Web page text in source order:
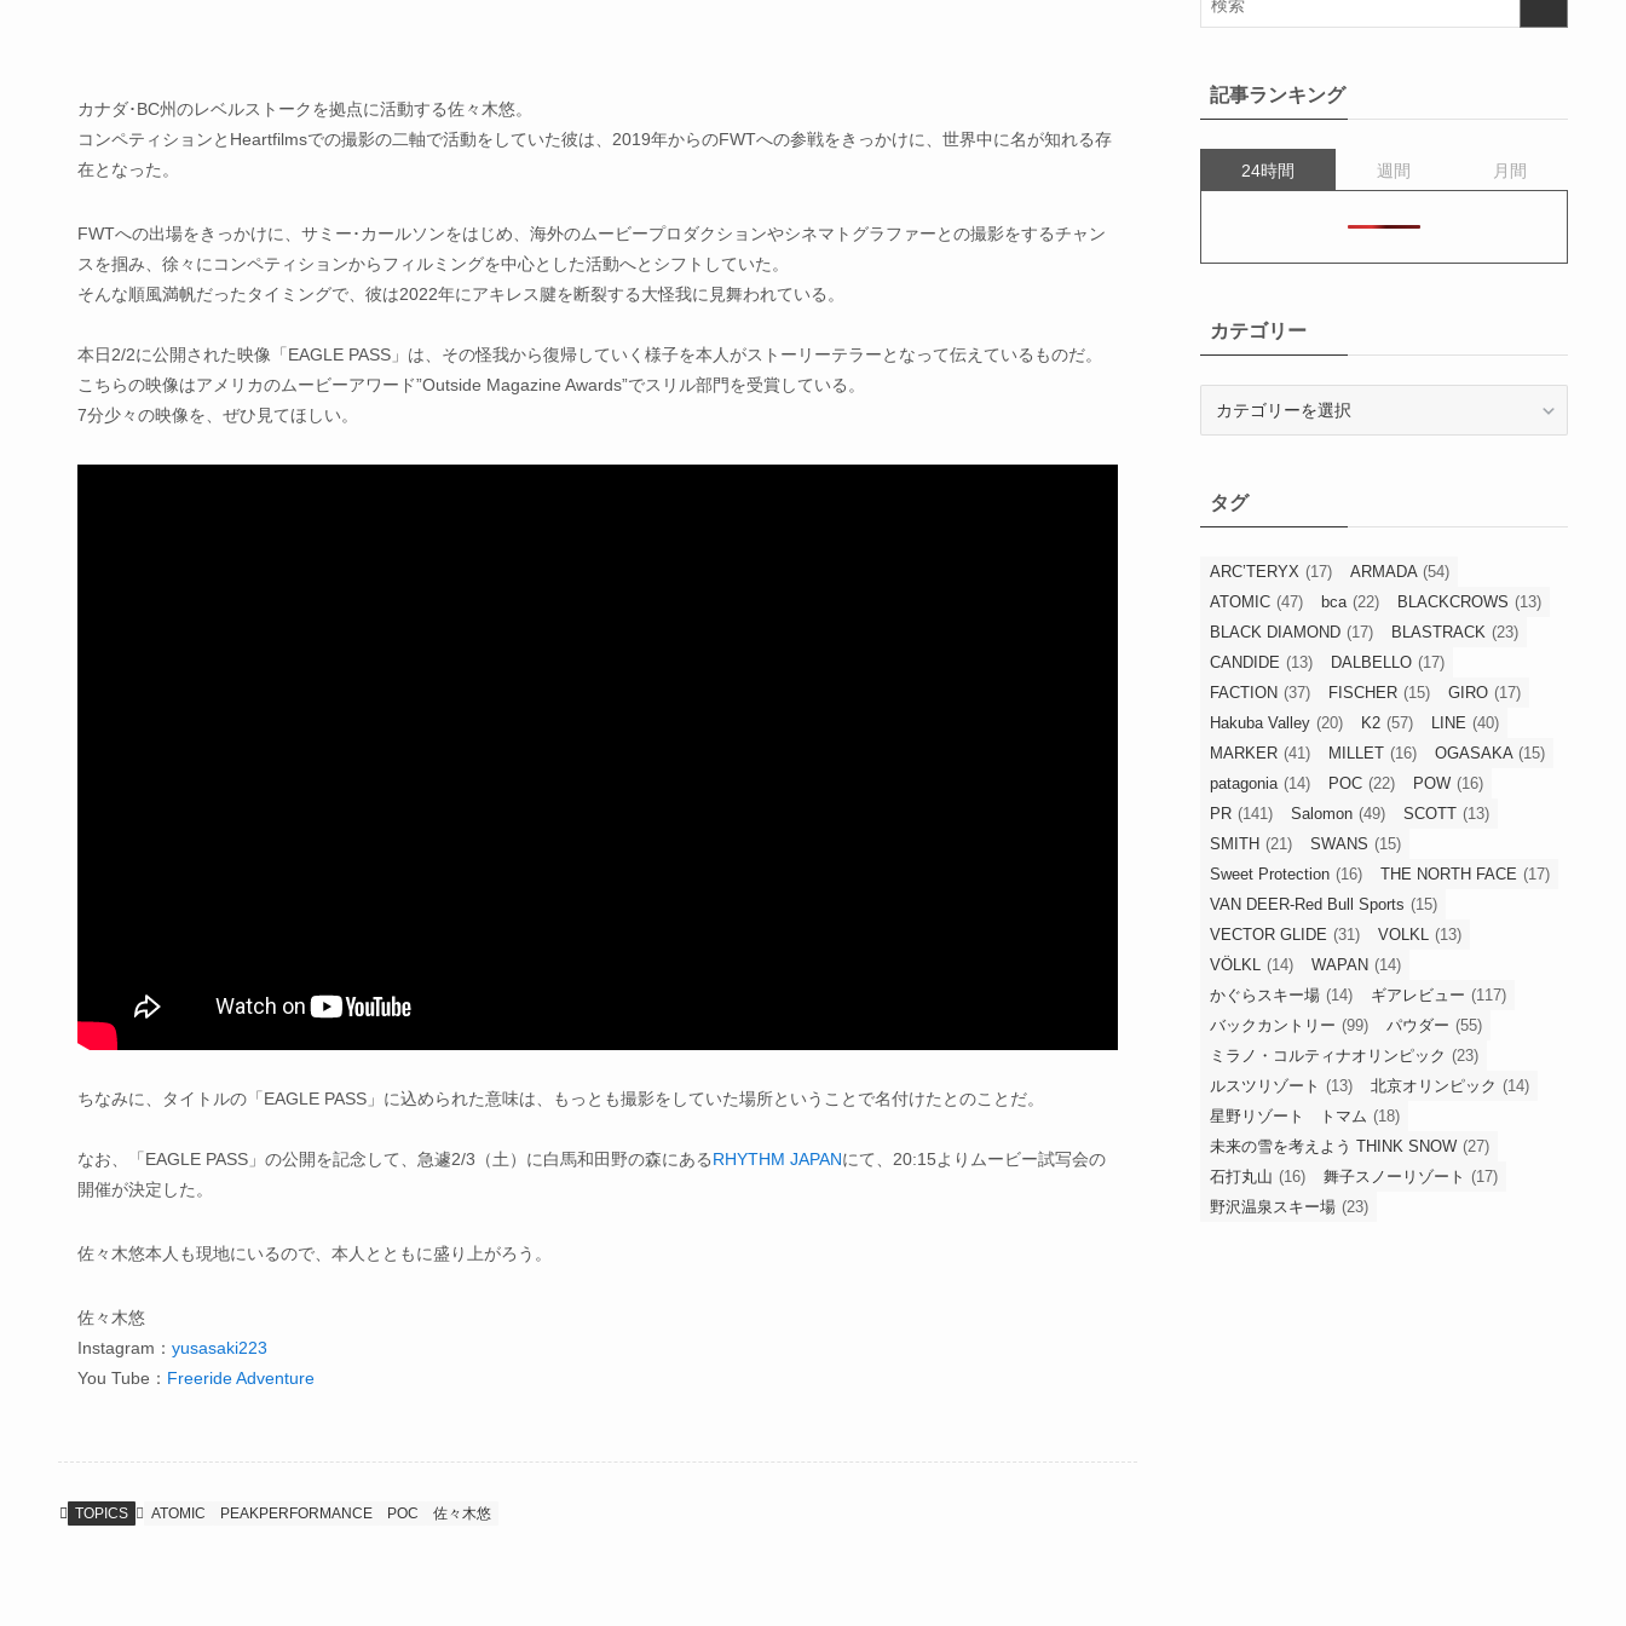
カナダ･BC州のレベルストークを拠点に活動する佐々木悠。
コンペティションとHeartfilmsでの撮影の二軸で活動をしていた彼は、2019年からのFWTへの参戦をきっかけに、世界中に名が知れる存
在となった。
FWTへの出場をきっかけに、サミー･カールソンをはじめ、海外のムービープロダクションやシネマトグラファーとの撮影をするチャン
スを掴み、徐々にコンペティションからフィルミングを中心とした活動へとシフトしていた。
そんな順風満帆だったタイミングで、彼は2022年にアキレス腱を断裂する大怪我に見舞われている。
本日2/2に公開された映像「EAGLE PASS」は、その怪我から復帰していく様子を本人がストーリーテラーとなって伝えているものだ。
こちらの映像はアメリカのムービーアワード”Outside Magazine Awards”でスリル部門を受賞している。
7分少々の映像を、ぜひ見てほしい。
ちなみに、タイトルの「EAGLE PASS」に込められた意味は、もっとも撮影をしていた場所ということで名付けたとのことだ。
なお、「EAGLE PASS」の公開を記念して、急遽2/3（土）に白馬和田野の森にあるRHYTHM JAPANにて、20:15よりムービー試写会の
開催が決定した。
佐々木悠本人も現地にいるので、本人とともに盛り上がろう。
佐々木悠
Instagram： yusasaki223
You Tube： Freeride Adventure
TOPICS ATOMIC PEAKPERFORMANCE POC 佐々木悠
記事ランキング
24時間 週間 月間
カテゴリー
ータグ
ARC’TERYX (17) ARMADA (54)
ATOMIC (47) bca (22) BLACKCROWS (13)
BLACK DIAMOND (17) BLASTRACK (23)
CANDIDE (13) DALBELLO (17)
FACTION (37) FISCHER (15) GIRO (17)
Hakuba Valley (20) K2 (57) LINE (40)
MARKER (41) MILLET (16) OGASAKA (15)
patagonia (14) POC (22) POW (16)
PR (141) Salomon (49) SCOTT (13)
SMITH (21) SWANS (15)
Sweet Protection (16) THE NORTH FACE (17)
VAN DEER-Red Bull Sports (15)
VECTOR GLIDE (31) VOLKL (13)
VÖLKL (14) WAPAN (14)
かぐらスキー場 (14) ギアレビュー (117)
バックカントリー (99) パウダー (55)
ミラノ・コルティナオリンピック (23)
ルスツリゾート (13) 北京オリンピック (14)
星野リゾート トマム (18)
未来の雪を考えよう THINK SNOW (27)
石打丸山 (16) 舞子スノーリゾート (17)
野沢温泉スキー場 (23)